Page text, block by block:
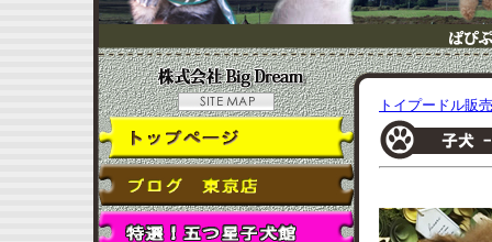
トイプードル販